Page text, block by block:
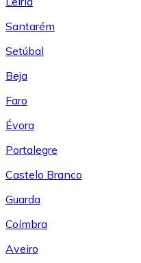
Santarém
Setúbal
Beja
Faro
Évora
Portalegre
Castelo Branco
Guarda
Coímbra
Aveiro